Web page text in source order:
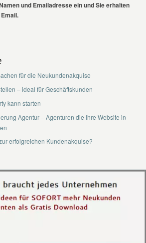
und Emailadresse ein und Sie erhalten
für die Neukundenakquise
– ideal für Geschäftskunden
kann starten
Agentur – Agenturen die Ihre Website in
erfolgreichen Kundenakquise?